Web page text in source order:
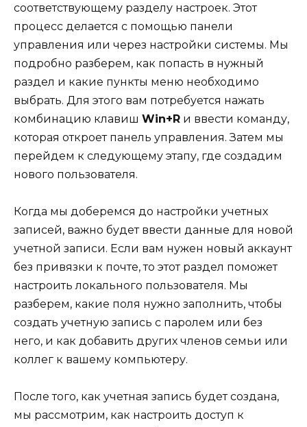
соответствующему разделу настроек. Этот
процесс делается с помощью панели
управления или через настройки системы. Мы
подробно разберем, как попасть в нужный
раздел и какие пункты меню необходимо
выбрать. Для этого вам потребуется нажать
комбинацию клавиш Win+R и ввести команду,
которая откроет панель управления. Затем мы
перейдем к следующему этапу, где создадим
нового пользователя.
Когда мы доберемся до настройки учетных
записей, важно будет ввести данные для новой
учетной записи. Если вам нужен новый аккаунт
без привязки к почте, то этот раздел поможет
настроить локального пользователя. Мы
разберем, какие поля нужно заполнить, чтобы
создать учетную запись с паролем или без
него, и как добавить других членов семьи или
коллег к вашему компьютеру.
После того, как учетная запись будет создана,
мы рассмотрим, как настроить доступ к